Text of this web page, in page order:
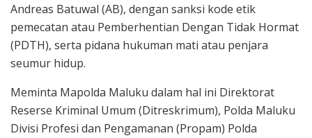
Andreas Batuwal (AB), dengan sanksi kode etik
pemecatan atau Pemberhentian Dengan Tidak Hormat
(PDTH), serta pidana hukuman mati atau penjara
seumur hidup.
Meminta Mapolda Maluku dalam hal ini Direktorat
Reserse Kriminal Umum (Ditreskrimum), Polda Maluku
Divisi Profesi dan Pengamanan (Propam) Polda